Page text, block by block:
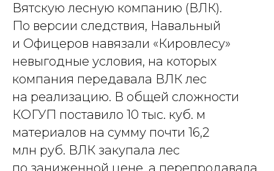
Вятскую лесную компанию (ВЛК).
По версии следствия, Навальный
и Офицеров навязали «Кировлесу»
невыгодные условия, на которых
компания передавала ВЛК лес
на реализацию. В общей сложности
КОГУП поставило 10 тыс. куб. м
материалов на сумму почти 16,2
млн руб. ВЛК закупала лес
по заниженной цене, а перепродавала